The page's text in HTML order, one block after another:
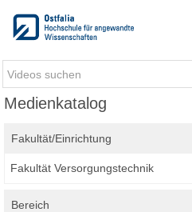
Medienkatalog
Fakultät/Einrichtung
Fakultät Versorgungstechnik
Bereich